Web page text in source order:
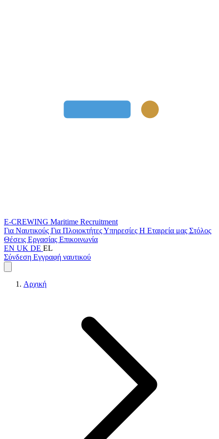
E-CREWING Maritime Recruitment
Για Ναυτικούς Για ΠλοιοκτήτεςΥπηρεσίες Η Εταιρεία μας Στόλος
Θέσεις Εργασίας Επικοινωνία
EN UK DE EL
Σύνδεση Εγγραφή ναυτικού
Αρχική